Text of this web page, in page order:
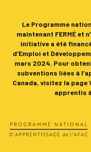
Le Programme
maintenant FERMÉ
initiative a été
d’Emploi et
mars 2024. Pour
subventions liées à
Canada, visitez la page
apprentis